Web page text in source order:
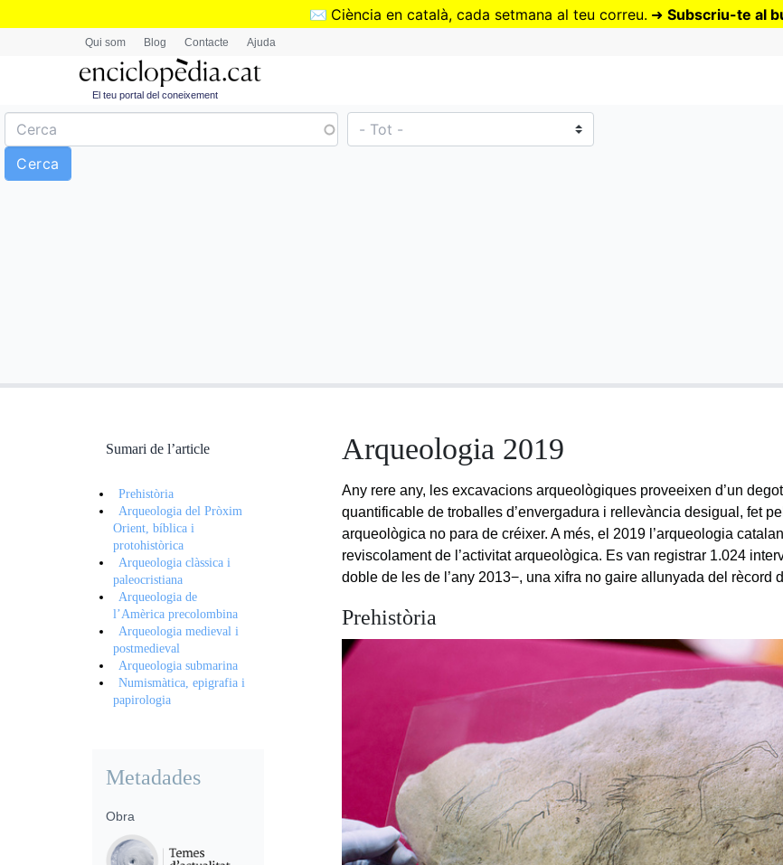
Vés
✉️ Ciència en català, cada setmana al teu correu. ➜ Subscriu-te al
Qui som Blog Contacte Ajuda
El teu portal del coneixement
Arqueologia 2019
Any rere any, les excavacions arqueològiques proveeixen d’un
quantificable de troballes d’envergadura i rellevància desigual, fet
arqueològica no para de créixer. A més, el 2019 l’arqueologia
reviscolament de l’activitat arqueològica. Es van registrar 1.024
doble de les de l’any 2013−, una xifra no gaire allunyada del rècord
Prehistòria
Sumari de l’article
Prehistòria
Arqueologia del Pròxim
Orient, bíblica i
protohistòrica
Arqueologia clàssica i
paleocristiana
Arqueologia de
l’Amèrica precolombina
Arqueologia medieval i
postmedieval
Arqueologia submarina
Numismàtica, epigrafia i
papirologia
Metadades
Obra